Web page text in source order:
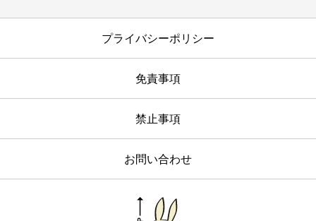
プライバシーポリシー
免責事項
禁止事項
お問い合わせ